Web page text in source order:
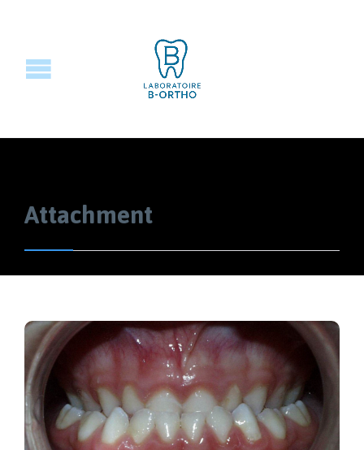
Attachment